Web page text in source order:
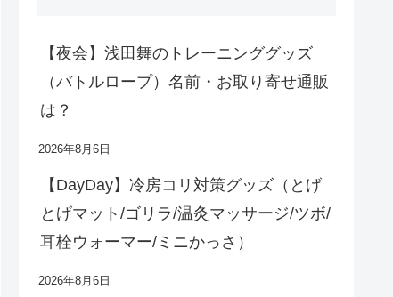
【夜会】浅田舞のトレーニンググッズ
（バトルロープ）名前・お取り寄せ通販
は？
2026年8月6日
【DayDay】冷房コリ対策グッズ（とげ
とげマット/ゴリラ/温灸マッサージ/ツボ/
耳栓ウォーマー/ミニかっさ）
2026年8月6日